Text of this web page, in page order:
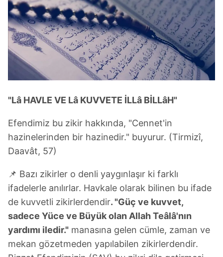
"Lâ HAVLE VE Lâ KUVVETE İLLâ BİLLâH"
Efendimiz bu zikir hakkında, "Cennet'in
hazinelerinden bir hazinedir." buyurur. (Tirmizî,
Daavât, 57)
📌 Bazı zikirler o denli yaygınlaşır ki farklı
ifadelerle anılırlar. Havkale olarak bilinen bu ifade
de kuvvetli zikirlerdendir. "Güç ve kuvvet,
sadece Yüce ve Büyük olan Allah Teâlâ'nın
yardımı iledir." manasına gelen cümle, zaman ve
mekan gözetmeden yapılabilen zikirlerdendir.